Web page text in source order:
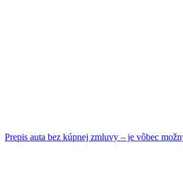
Prepis auta bez kúpnej zmluvy – je vôbec